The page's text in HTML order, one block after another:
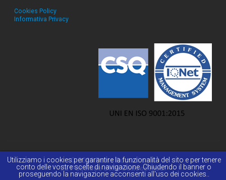
Cookies Policy
Informativa Privacy
© 2026 Reiss Romoli s.r.l.
La Passione della Conoscenza.
Utilizziamo i cookies per garantire la funzionalità del sito e per tenere
conto delle vostre scelte di navigazione. Chiudendo il banner o
proseguendo la navigazione acconsenti all'uso dei cookies..